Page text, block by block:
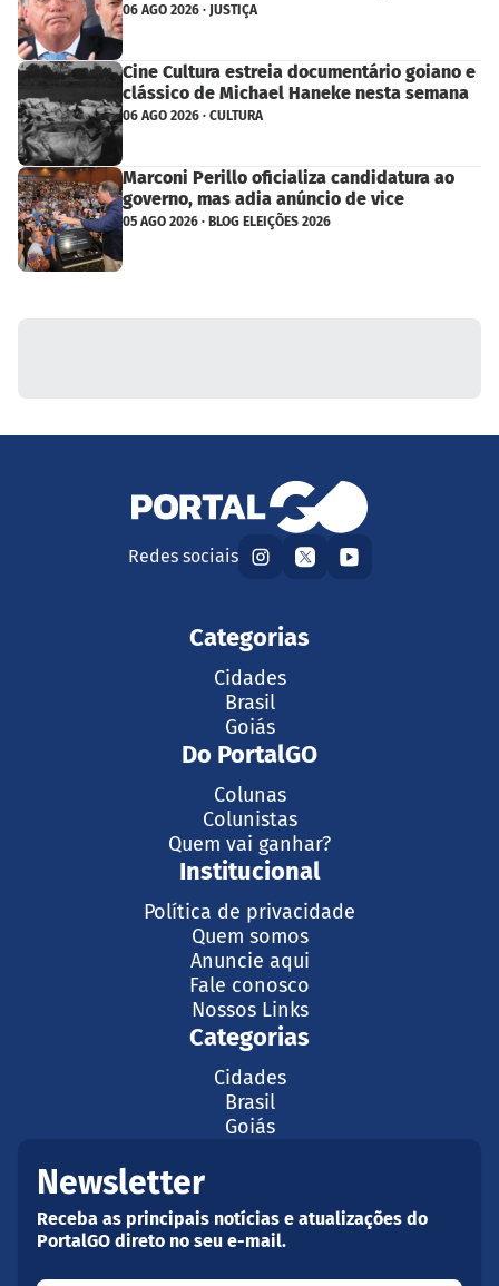
06 AGO 2026 · JUSTIÇA
Cine Cultura estreia documentário goiano e
clássico de Michael Haneke nesta semana
06 AGO 2026 · CULTURA
Marconi Perillo oficializa candidatura ao
governo, mas adia anúncio de vice
05 AGO 2026 · BLOG ELEIÇÕES 2026
Redes sociais
Categorias
Cidades
Brasil
Goiás
Do PortalGO
Colunas
Colunistas
Quem vai ganhar?
Institucional
Política de privacidade
Quem somos
Anuncie aqui
Fale conosco
Nossos Links
Categorias
Cidades
Brasil
Goiás
Newsletter
Receba as principais notícias e atualizações do
PortalGO direto no seu e-mail.